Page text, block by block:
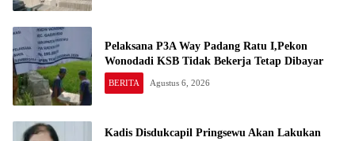
Pelaksana P3A Way Padang Ratu I,Pekon
Wonodadi KSB Tidak Bekerja Tetap Dibayar
BERITA Agustus 6, 2026
Kadis Disdukcapil Pringsewu Akan Lakukan